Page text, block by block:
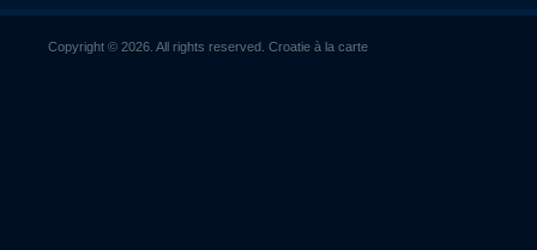
Copyright © 2026. All rights reserved. Croatie à la carte